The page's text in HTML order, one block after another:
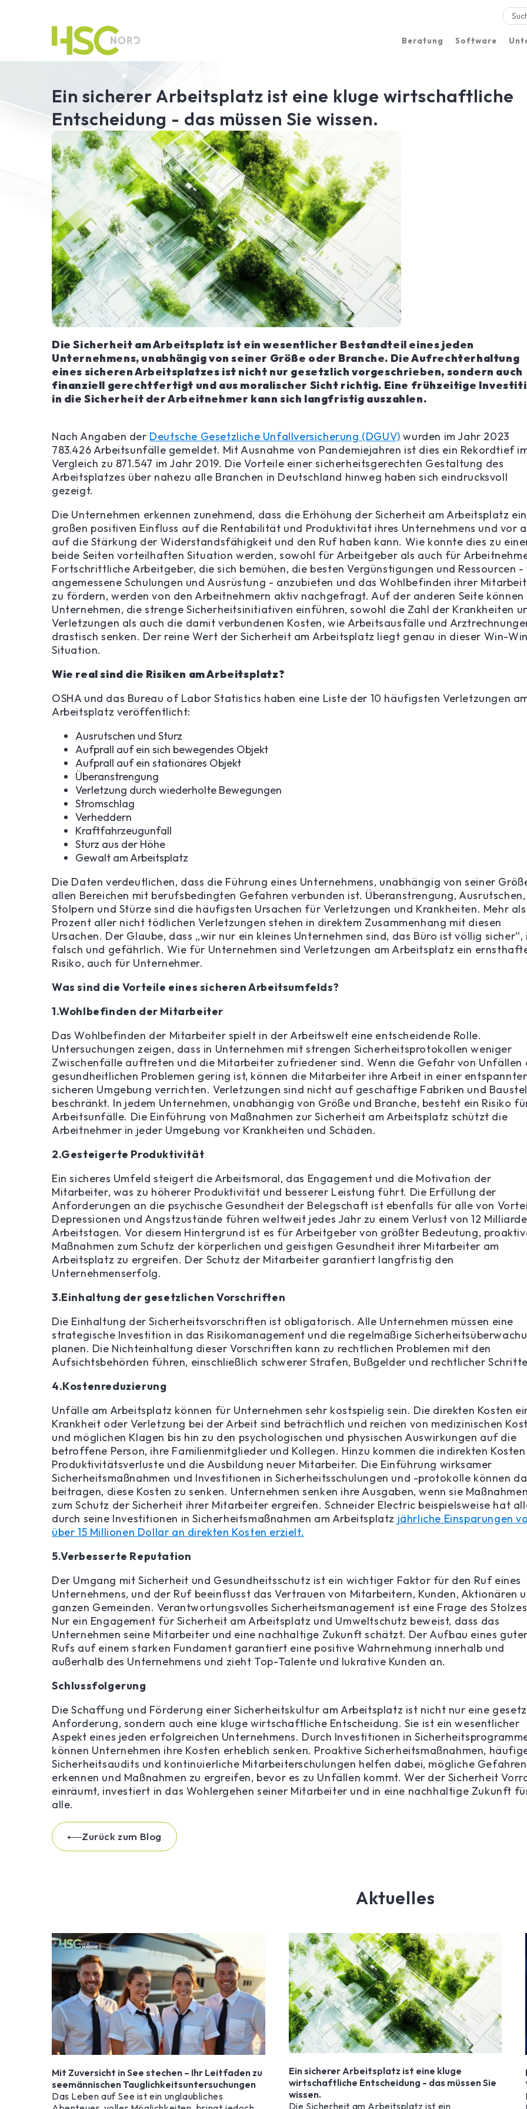
Beratung Software
HSC-Beratung
Software
Warum HSC Nord?
Standorte
Kontakt
Ein sicherer Arbeitsplatz ist eine kluge wirtschaftliche
Entscheidung - das müssen Sie wissen.
Die Sicherheit am Arbeitsplatz ist ein wesentlicher Bestandteil eines jeden
Unternehmens, unabhängig von seiner Größe oder Branche. Die Aufrechterhaltung
eines sicheren Arbeitsplatzes ist nicht nur gesetzlich vorgeschrieben, sondern auch
finanziell gerechtfertigt und aus moralischer Sicht richtig. Eine frühzeitige
in die Sicherheit der Arbeitnehmer kann sich langfristig auszahlen.
Nach Angaben der Deutsche Gesetzliche Unfallversicherung (DGUV) wurden im Jahr 2023
783.426 Arbeitsunfälle gemeldet. Mit Ausnahme von Pandemiejahren ist dies ein Rekordtief
Vergleich zu 871.547 im Jahr 2019. Die Vorteile einer sicherheitsgerechten Gestaltung des
Arbeitsplatzes über nahezu alle Branchen in Deutschland hinweg haben sich eindrucksvoll
gezeigt.
Die Unternehmen erkennen zunehmend, dass die Erhöhung der Sicherheit am Arbeitsplatz
großen positiven Einfluss auf die Rentabilität und Produktivität ihres Unternehmens und vor
auf die Stärkung der Widerstandsfähigkeit und den Ruf haben kann. Wie konnte dies zu
beide Seiten vorteilhaften Situation werden, sowohl für Arbeitgeber als auch für
Fortschrittliche Arbeitgeber, die sich bemühen, die besten Vergünstigungen und Ressourcen -
angemessene Schulungen und Ausrüstung - anzubieten und das Wohlbefinden ihrer
zu fördern, werden von den Arbeitnehmern aktiv nachgefragt. Auf der anderen Seite können
Unternehmen, die strenge Sicherheitsinitiativen einführen, sowohl die Zahl der Krankheiten
Verletzungen als auch die damit verbundenen Kosten, wie Arbeitsausfälle und
drastisch senken. Der reine Wert der Sicherheit am Arbeitsplatz liegt genau in dieser Win-
Situation.
Wie real sind die Risiken am Arbeitsplatz?
OSHA und das Bureau of Labor Statistics haben eine Liste der 10 häufigsten Verletzungen
Arbeitsplatz veröffentlicht:
Ausrutschen und Sturz
Aufprall auf ein sich bewegendes Objekt
Aufprall auf ein stationäres Objekt
Überanstrengung
Verletzung durch wiederholte Bewegungen
Stromschlag
Verheddern
Kraftfahrzeugunfall
Sturz aus der Höhe
Gewalt am Arbeitsplatz
Die Daten verdeutlichen, dass die Führung eines Unternehmens, unabhängig von seiner
allen Bereichen mit berufsbedingten Gefahren verbunden ist. Überanstrengung, Ausrutschen,
Stolpern und Stürze sind die häufigsten Ursachen für Verletzungen und Krankheiten. Mehr
Prozent aller nicht tödlichen Verletzungen stehen in direktem Zusammenhang mit diesen
Ursachen. Der Glaube, dass „wir nur ein kleines Unternehmen sind, das Büro ist völlig sicher“,
falsch und gefährlich. Wie für Unternehmen sind Verletzungen am Arbeitsplatz ein
Risiko, auch für Unternehmer.
Was sind die Vorteile eines sicheren Arbeitsumfelds?
1.Wohlbefinden der Mitarbeiter
Das Wohlbefinden der Mitarbeiter spielt in der Arbeitswelt eine entscheidende Rolle.
Untersuchungen zeigen, dass in Unternehmen mit strengen Sicherheitsprotokollen weniger
Zwischenfälle auftreten und die Mitarbeiter zufriedener sind. Wenn die Gefahr von Unfällen
gesundheitlichen Problemen gering ist, können die Mitarbeiter ihre Arbeit in einer
sicheren Umgebung verrichten. Verletzungen sind nicht auf geschäftige Fabriken und
beschränkt. In jedem Unternehmen, unabhängig von Größe und Branche, besteht ein Risiko
Arbeitsunfälle. Die Einführung von Maßnahmen zur Sicherheit am Arbeitsplatz schützt die
Arbeitnehmer in jeder Umgebung vor Krankheiten und Schäden.
2.Gesteigerte Produktivität
Ein sicheres Umfeld steigert die Arbeitsmoral, das Engagement und die Motivation der
Mitarbeiter, was zu höherer Produktivität und besserer Leistung führt. Die Erfüllung der
Anforderungen an die psychische Gesundheit der Belegschaft ist ebenfalls für alle von
Depressionen und Angstzustände führen weltweit jedes Jahr zu einem Verlust von 12
Arbeitstagen. Vor diesem Hintergrund ist es für Arbeitgeber von größter Bedeutung,
Maßnahmen zum Schutz der körperlichen und geistigen Gesundheit ihrer Mitarbeiter am
Arbeitsplatz zu ergreifen. Der Schutz der Mitarbeiter garantiert langfristig den
Unternehmenserfolg.
3.Einhaltung der gesetzlichen Vorschriften
Die Einhaltung der Sicherheitsvorschriften ist obligatorisch. Alle Unternehmen müssen eine
strategische Investition in das Risikomanagement und die regelmäßige
planen. Die Nichteinhaltung dieser Vorschriften kann zu rechtlichen Problemen mit den
Aufsichtsbehörden führen, einschließlich schwerer Strafen, Bußgelder und rechtlicher
4.Kostenreduzierung
Unfälle am Arbeitsplatz können für Unternehmen sehr kostspielig sein. Die direkten Kosten
Krankheit oder Verletzung bei der Arbeit sind beträchtlich und reichen von medizinischen
und möglichen Klagen bis hin zu den psychologischen und physischen Auswirkungen auf die
betroffene Person, ihre Familienmitglieder und Kollegen. Hinzu kommen die indirekten
Produktivitätsverluste und die Ausbildung neuer Mitarbeiter. Die Einführung wirksamer
Sicherheitsmaßnahmen und Investitionen in Sicherheitsschulungen und -protokolle können
beitragen, diese Kosten zu senken. Unternehmen senken ihre Ausgaben, wenn sie Maßnahmen
zum Schutz der Sicherheit ihrer Mitarbeiter ergreifen. Schneider Electric beispielsweise hat
durch seine Investitionen in Sicherheitsmaßnahmen am Arbeitsplatz jährliche Einsparungen
über 15 Millionen Dollar an direkten Kosten erzielt.
5.Verbesserte Reputation
Der Umgang mit Sicherheit und Gesundheitsschutz ist ein wichtiger Faktor für den Ruf eines
Unternehmens, und der Ruf beeinflusst das Vertrauen von Mitarbeitern, Kunden, Aktionären
ganzen Gemeinden. Verantwortungsvolles Sicherheitsmanagement ist eine Frage des
Nur ein Engagement für Sicherheit am Arbeitsplatz und Umweltschutz beweist, dass das
Unternehmen seine Mitarbeiter und eine nachhaltige Zukunft schätzt. Der Aufbau eines
Rufs auf einem starken Fundament garantiert eine positive Wahrnehmung innerhalb und
außerhalb des Unternehmens und zieht Top-Talente und lukrative Kunden an.
Schlussfolgerung
Die Schaffung und Förderung einer Sicherheitskultur am Arbeitsplatz ist nicht nur eine
Anforderung, sondern auch eine kluge wirtschaftliche Entscheidung. Sie ist ein wesentlicher
Aspekt eines jeden erfolgreichen Unternehmens. Durch Investitionen in
können Unternehmen ihre Kosten erheblich senken. Proaktive Sicherheitsmaßnahmen,
Sicherheitsaudits und kontinuierliche Mitarbeiterschulungen helfen dabei, mögliche
erkennen und Maßnahmen zu ergreifen, bevor es zu Unfällen kommt. Wer der Sicherheit
einräumt, investiert in das Wohlergehen seiner Mitarbeiter und in eine nachhaltige Zukunft
alle.
Zurück zum Blog
Aktuelles
Mit Zuversicht in See stechen – Ihr Leitfaden zu
seemännischen Tauglichkeitsuntersuchungen
Das Leben auf See ist ein unglaubliches
Ein sicherer Arbeitsplatz ist eine kluge
wirtschaftliche Entscheidung - das müssen Sie
wissen.
Die Sicherheit am Arbeitsplatz ist ein